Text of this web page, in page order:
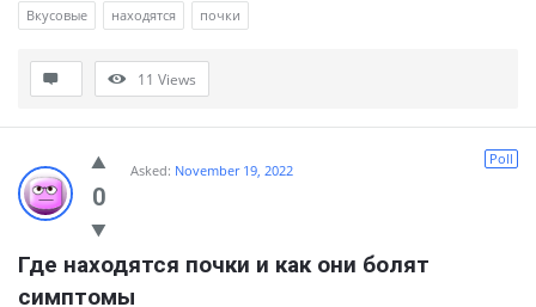
Вкусовые находятся почки
11 Views
0
Poll
Asked: November 19, 2022
Где находятся почки и как они болят
симптомы